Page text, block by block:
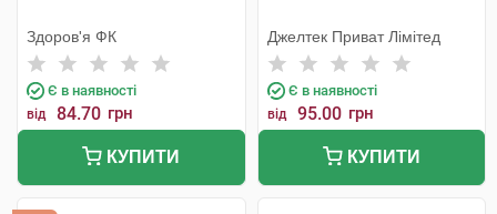
Здоров'я ФК
Є в наявності
від 84.70 грн
КУПИТИ
Джелтек Приват Лімітед
Є в наявності
від 95.00 грн
КУПИТИ